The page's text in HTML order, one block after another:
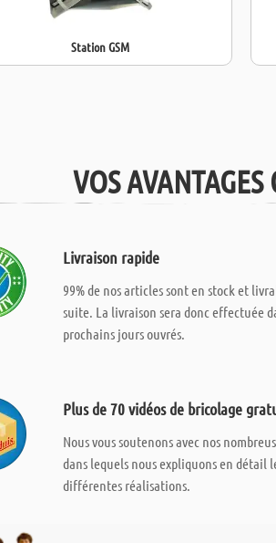
Station GSM
VOS
Livraison rapide
99% de nos articles sont en stock et
suite. La livraison sera donc effectuée
prochains jours ouvrés.
Plus de 70 vidéos de bricolage
Nous vous soutenons avec nos
dans lequels nous expliquons en détail
différentes réalisations.